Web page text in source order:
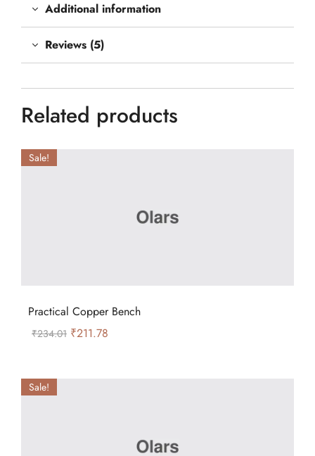
Additional information
Reviews (5)
Related products
Sale!
Practical Copper Bench
₹234.01 ₹211.78
Sale!